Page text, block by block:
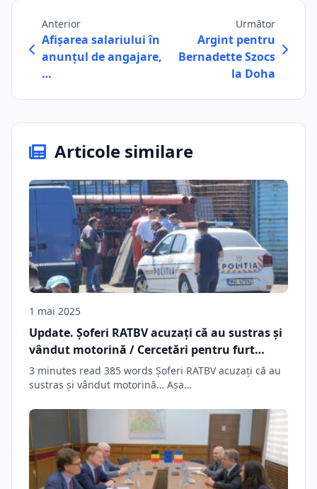
Anterior
Afișarea salariului în
anunțul de angajare,
…
Următor
Argint pentru
Bernadette Szocs
la Doha
Articole similare
1 mai 2025
Update. Șoferi RATBV acuzați că au sustras și
vândut motorină / Cercetări pentru furt
calificat și tăinuire
3 minutes read 385 words Șoferi RATBV acuzați că au
sustras și vândut motorină… Așa…